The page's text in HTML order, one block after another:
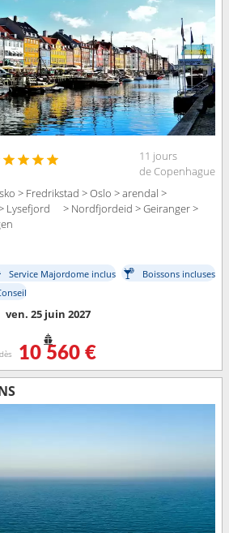
11 jours
de Copenhague
> Fredrikstad > Oslo > arendal >
> Lysefjord > Nordfjordeid > Geiranger >
Service Majordome inclus
Boissons incluses
ven. 25 juin 2027
dès 10 560 €